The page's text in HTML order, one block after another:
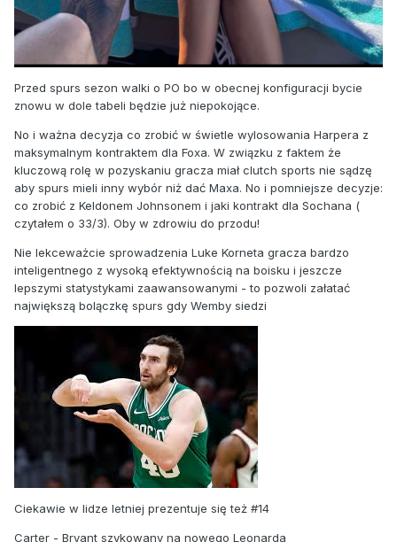
Przed spurs sezon walki o PO bo w obecnej konfiguracji bycie
znowu w dole tabeli będzie już niepokojące.
No i ważna decyzja co zrobić w świetle wylosowania Harpera z
maksymalnym kontraktem dla Foxa. W związku z faktem że
kluczową rolę w pozyskaniu gracza miał clutch sports nie sądzę
aby spurs mieli inny wybór niż dać Maxa. No i pomniejsze decyzje:
co zrobić z Keldonem Johnsonem i jaki kontrakt dla Sochana (
czytałem o 33/3). Oby w zdrowiu do przodu!
Nie lekceważcie sprowadzenia Luke Korneta gracza bardzo
inteligentnego z wysoką efektywnością na boisku i jeszcze
lepszymi statystykami zaawansowanymi - to pozwoli załatać
największą bolączkę spurs gdy Wemby siedzi
Ciekawie w lidze letniej prezentuje się też #14
Carter - Bryant szykowany na nowego Leonarda